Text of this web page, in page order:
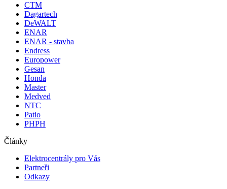
CTM
Dagartech
DeWALT
ENAR
ENAR - stavba
Endress
Europower
Gesan
Honda
Master
Medved
NTC
Patio
PHPH
Články
Elektrocentrály pro Vás
Partneři
Odkazy